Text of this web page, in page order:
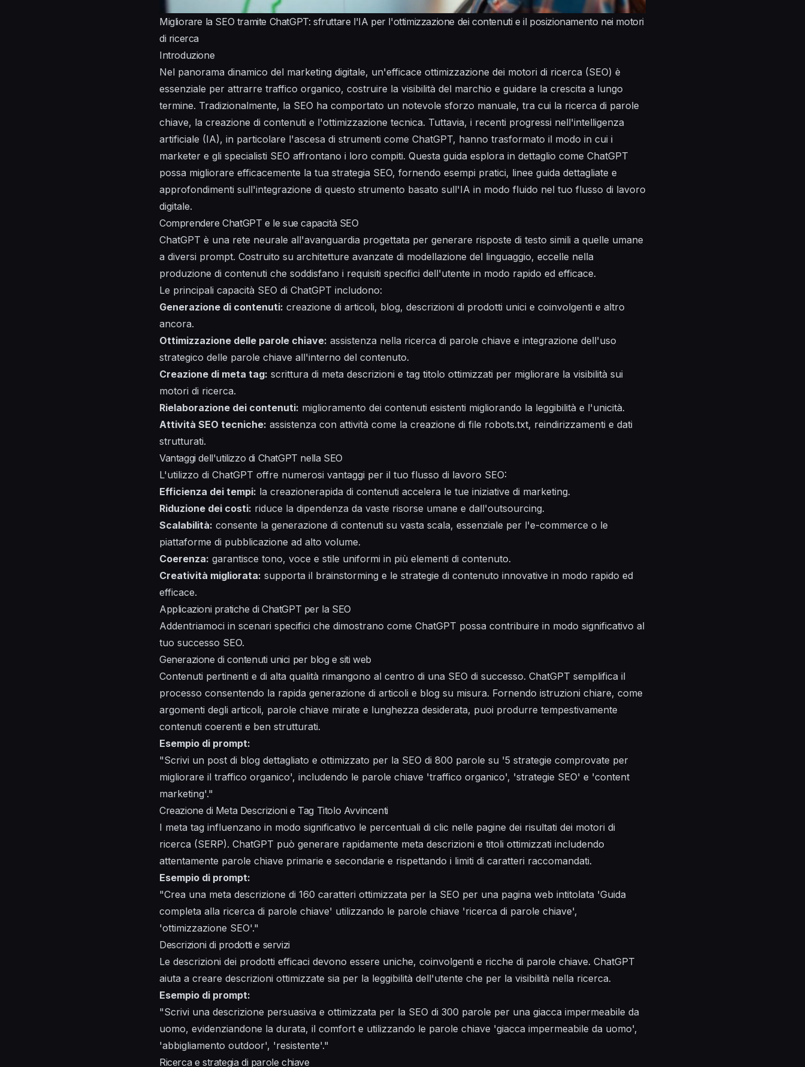
Migliorare la SEO tramite ChatGPT: sfruttare l'IA per l'ottimizzazione dei contenuti e il posizionamento nei motori
di ricerca
Introduzione
Nel panorama dinamico del marketing digitale, un'efficace ottimizzazione dei motori di ricerca (SEO) è
essenziale per attrarre traffico organico, costruire la visibilità del marchio e guidare la crescita a lungo
termine. Tradizionalmente, la SEO ha comportato un notevole sforzo manuale, tra cui la ricerca di parole
chiave, la creazione di contenuti e l'ottimizzazione tecnica. Tuttavia, i recenti progressi nell'intelligenza
artificiale (IA), in particolare l'ascesa di strumenti come ChatGPT, hanno trasformato il modo in cui i
marketer e gli specialisti SEO affrontano i loro compiti. Questa guida esplora in dettaglio come ChatGPT
possa migliorare efficacemente la tua strategia SEO, fornendo esempi pratici, linee guida dettagliate e
approfondimenti sull'integrazione di questo strumento basato sull'IA in modo fluido nel tuo flusso di lavoro
digitale.
Comprendere ChatGPT e le sue capacità SEO
ChatGPT è una rete neurale all'avanguardia progettata per generare risposte di testo simili a quelle umane
a diversi prompt. Costruito su architetture avanzate di modellazione del linguaggio, eccelle nella
produzione di contenuti che soddisfano i requisiti specifici dell'utente in modo rapido ed efficace.
Le principali capacità SEO di ChatGPT includono:
Generazione di contenuti: creazione di articoli, blog, descrizioni di prodotti unici e coinvolgenti e altro
ancora.
Ottimizzazione delle parole chiave: assistenza nella ricerca di parole chiave e integrazione dell'uso
strategico delle parole chiave all'interno del contenuto.
Creazione di meta tag: scrittura di meta descrizioni e tag titolo ottimizzati per migliorare la visibilità sui
motori di ricerca.
Rielaborazione dei contenuti: miglioramento dei contenuti esistenti migliorando la leggibilità e l'unicità.
Attività SEO tecniche: assistenza con attività come la creazione di file robots.txt, reindirizzamenti e dati
strutturati.
Vantaggi dell'utilizzo di ChatGPT nella SEO
L'utilizzo di ChatGPT offre numerosi vantaggi per il tuo flusso di lavoro SEO:
Efficienza dei tempi: la creazionerapida di contenuti accelera le tue iniziative di marketing.
Riduzione dei costi: riduce la dipendenza da vaste risorse umane e dall'outsourcing.
Scalabilità: consente la generazione di contenuti su vasta scala, essenziale per l'e-commerce o le
piattaforme di pubblicazione ad alto volume.
Coerenza: garantisce tono, voce e stile uniformi in più elementi di contenuto.
Creatività migliorata: supporta il brainstorming e le strategie di contenuto innovative in modo rapido ed
efficace.
Applicazioni pratiche di ChatGPT per la SEO
Addentriamoci in scenari specifici che dimostrano come ChatGPT possa contribuire in modo significativo al
tuo successo SEO.
Generazione di contenuti unici per blog e siti web
Contenuti pertinenti e di alta qualità rimangono al centro di una SEO di successo. ChatGPT semplifica il
processo consentendo la rapida generazione di articoli e blog su misura. Fornendo istruzioni chiare, come
argomenti degli articoli, parole chiave mirate e lunghezza desiderata, puoi produrre tempestivamente
contenuti coerenti e ben strutturati.
Esempio di prompt:
"Scrivi un post di blog dettagliato e ottimizzato per la SEO di 800 parole su '5 strategie comprovate per
migliorare il traffico organico', includendo le parole chiave 'traffico organico', 'strategie SEO' e 'content
marketing'."
Creazione di Meta Descrizioni e Tag Titolo Avvincenti
I meta tag influenzano in modo significativo le percentuali di clic nelle pagine dei risultati dei motori di
ricerca (SERP). ChatGPT può generare rapidamente meta descrizioni e titoli ottimizzati includendo
attentamente parole chiave primarie e secondarie e rispettando i limiti di caratteri raccomandati.
Esempio di prompt:
"Crea una meta descrizione di 160 caratteri ottimizzata per la SEO per una pagina web intitolata 'Guida
completa alla ricerca di parole chiave' utilizzando le parole chiave 'ricerca di parole chiave',
'ottimizzazione SEO'."
Descrizioni di prodotti e servizi
Le descrizioni dei prodotti efficaci devono essere uniche, coinvolgenti e ricche di parole chiave. ChatGPT
aiuta a creare descrizioni ottimizzate sia per la leggibilità dell'utente che per la visibilità nella ricerca.
Esempio di prompt:
"Scrivi una descrizione persuasiva e ottimizzata per la SEO di 300 parole per una giacca impermeabile da
uomo, evidenziandone la durata, il comfort e utilizzando le parole chiave 'giacca impermeabile da uomo',
'abbigliamento outdoor', 'resistente'."
Ricerca e strategia di parole chiave